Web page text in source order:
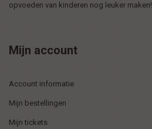
opvoeden van kinderen nog leuker maken!
Mijn account
Account informatie
Mijn bestellingen
Mijn tickets